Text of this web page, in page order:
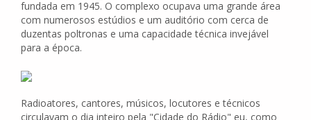
fundada em 1945. O complexo ocupava uma grande área
com numerosos estúdios e um auditório com cerca de
duzentas poltronas e uma capacidade técnica invejável
para a época.
Radioatores, cantores, músicos, locutores e técnicos
circulavam o dia inteiro pela "Cidade do Rádio" eu, como